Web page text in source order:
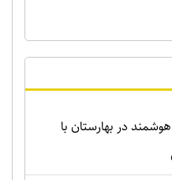
در بهارستان با